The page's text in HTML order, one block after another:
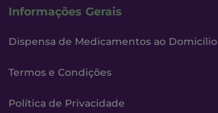
Informações Gerais
Dispensa de Medicamentos ao Domicílio
Termos e Condições
Política de Privacidade